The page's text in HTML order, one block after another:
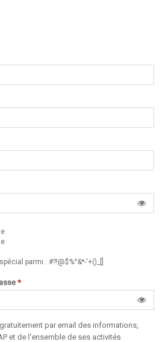
parmi : #?!@$%^&*-'+()_[]
*
par email des informations,
et de l'ensemble de ses activités